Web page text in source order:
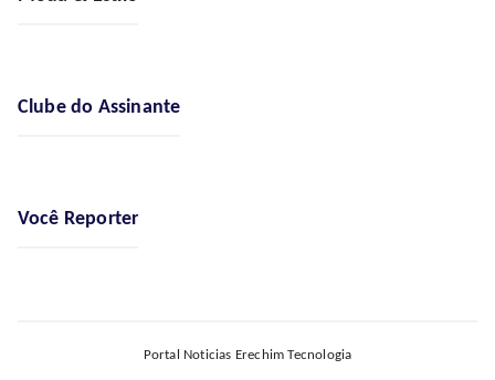
Clube do Assinante
Você Reporter
Portal Noticias Erechim Tecnologia